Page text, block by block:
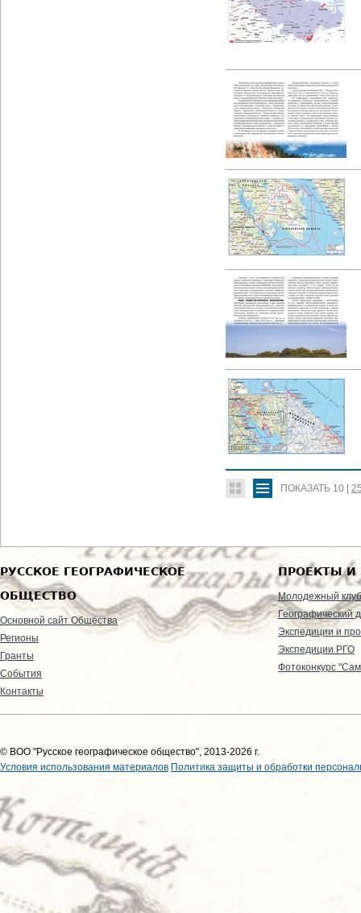
ПОКАЗАТЬ 10
РУССКОЕ ГЕОГРАФИЧЕСКОЕ
ОБЩЕСТВО
Основной сайт Общества
Регионы
Гранты
События
Контакты
ПРОЕКТЫ И
Молодежный клуб
Географический
Экспедиции и
Экспедиции РГО
Фотоконкурс
© ВОО "Русское географическое общество", 2013-2026 г.
Условия использования материалов Политика защиты и обработки